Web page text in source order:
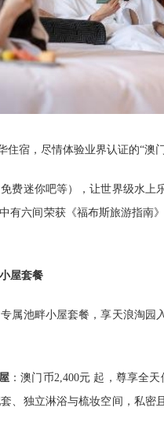
住宿，尽情体验业界认证的“
费迷你吧等），让世界级水上
有六间荣获《福布斯旅游指南
屋套餐
属池畔小屋套餐，享天浪淘园
：澳门币2,400元 起，尊享全
、独立淋浴与梳妆空间，私密